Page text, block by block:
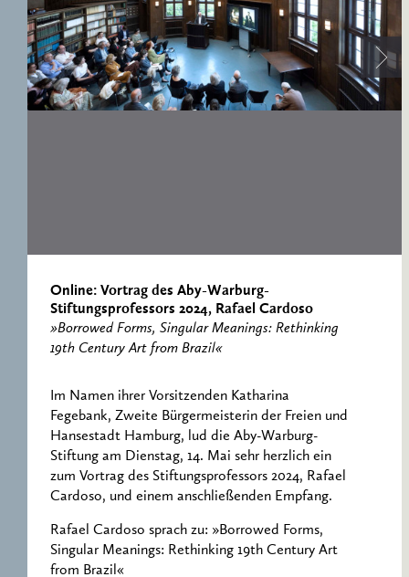
ERNST CASSIRER
ARBEITSSTELLE 1997-
2007
Online: Vortrag des Aby-Warburg-
Stiftungsprofessors 2024, Rafael Cardoso
»Borrowed Forms, Singular Meanings: Rethinking
19th Century Art from Brazil«
Im Namen ihrer Vorsitzenden Katharina
Fegebank, Zweite Bürgermeisterin der Freien und
Hansestadt Hamburg, lud die Aby-Warburg-
Stiftung am Dienstag, 14. Mai sehr herzlich ein
zum Vortrag des Stiftungsprofessors 2024, Rafael
Cardoso, und einem anschließenden Empfang.
Rafael Cardoso sprach zu: »Borrowed Forms,
Singular Meanings: Rethinking 19th Century Art
from Brazil«